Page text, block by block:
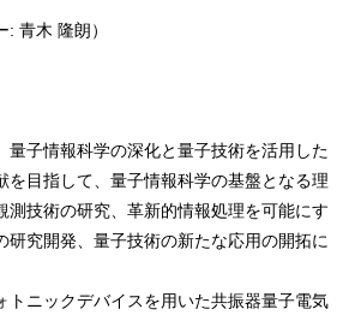
: 青木 隆朗）
量子情報科学の深化と量子技術を活用した
を目指して、量子情報科学の基盤となる理
測技術の研究、革新的情報処理を可能にす
研究開発、量子技術の新たな応用の開拓に
トニックデバイスを用いた共振器量子電気